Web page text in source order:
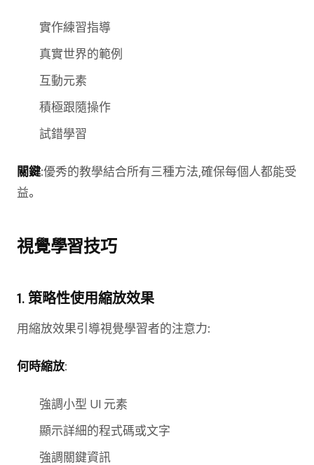
實作練習指導
真實世界的範例
互動元素
積極跟隨操作
試錯學習
關鍵:優秀的教學結合所有三種方法,確保每個人都能受
益。
視覺學習技巧
1. 策略性使用縮放效果
用縮放效果引導視覺學習者的注意力:
何時縮放:
強調小型 UI 元素
顯示詳細的程式碼或文字
強調關鍵資訊